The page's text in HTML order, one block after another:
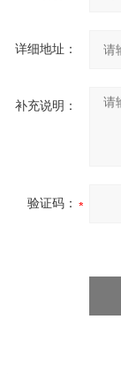
详细地址：
补充说明：
验证码：